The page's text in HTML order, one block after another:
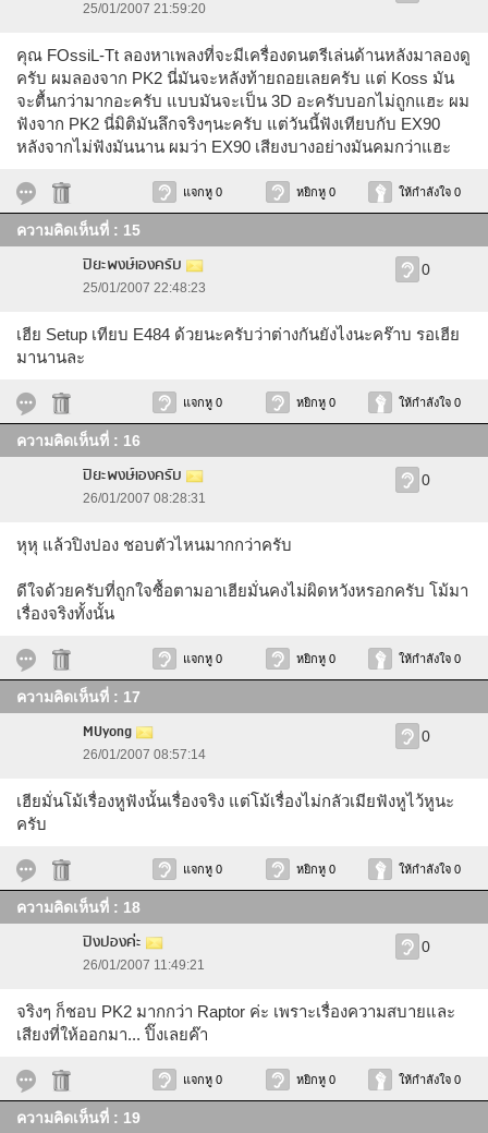
25/01/2007 21:59:20
คุณ FOssiL-Tt ลองหาเพลงที่จะมีเครื่องดนตรีเล่นด้านหลังมาลองดู
ครับ ผมลองจาก PK2 นี่มันจะหลังท้ายถอยเลยครับ แต่ Koss มัน
จะตื้นกว่ามากอะครับ แบบมันจะเป็น 3D อะครับบอกไม่ถูกแฮะ ผม
ฟังจาก PK2 นี่มิติมันลึกจริงๆนะครับ แต่วันนี้ฟังเทียบกับ EX90
หลังจากไม่ฟังมันนาน ผมว่า EX90 เสียงบางอย่างมันคมกว่าแฮะ
แจกหู 0 หยิกหู 0 ให้กำลังใจ 0
ความคิดเห็นที่ : 15
ปิยะพงษ์เองครับ
25/01/2007 22:48:23
0
เฮีย Setup เทียบ E484 ด้วยนะครับว่าต่างกันยังไงนะคร๊าบ รอเฮีย
มานานละ
แจกหู 0 หยิกหู 0 ให้กำลังใจ 0
ความคิดเห็นที่ : 16
ปิยะพงษ์เองครับ
26/01/2007 08:28:31
0
หุหุ แล้วปิงปอง ชอบตัวไหนมากกว่าครับ
ดีใจด้วยครับที่ถูกใจซื้อตามอาเฮียมั่นคงไม่ผิดหวังหรอกครับ โม้มา
เรื่องจริงทั้งนั้น
แจกหู 0 หยิกหู 0 ให้กำลังใจ 0
ความคิดเห็นที่ : 17
MUyong
26/01/2007 08:57:14
0
เฮียมั่นโม้เรื่องหูฟังนั้นเรื่องจริง แต่โม้เรื่องไม่กลัวเมียฟังหูไว้หูนะ
ครับ
แจกหู 0 หยิกหู 0 ให้กำลังใจ 0
ความคิดเห็นที่ : 18
ปิงปองค่ะ
26/01/2007 11:49:21
0
จริงๆ ก็ชอบ PK2 มากกว่า Raptor ค่ะ เพราะเรื่องความสบายและ
เสียงที่ให้ออกมา... ปิ๊งเลยค๊า
แจกหู 0 หยิกหู 0 ให้กำลังใจ 0
ความคิดเห็นที่ : 19